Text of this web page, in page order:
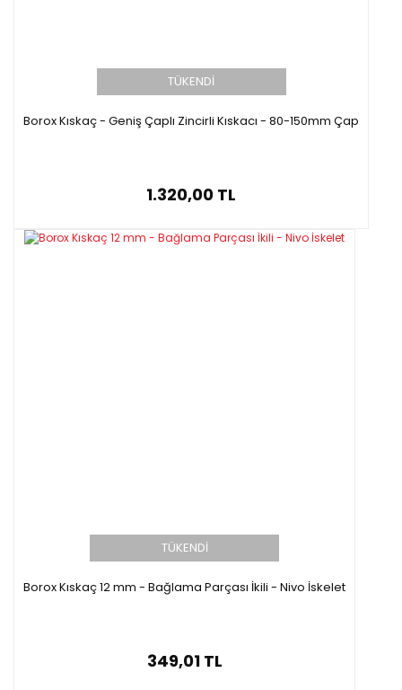
TÜKENDİ
Borox Kıskaç - Geniş Çaplı Zincirli Kıskacı - 80-150mm Çap
1.320,00 TL
TÜKENDİ
Borox Kıskaç 12 mm - Bağlama Parçası İkili - Nivo İskelet
349,01 TL